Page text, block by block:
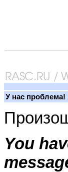
У нас проблема!
You